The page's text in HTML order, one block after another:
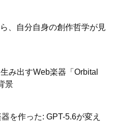
、自分自身の創作哲学が見
み出すWeb楽器「Orbital
景
を作った: GPT-5.6が変え